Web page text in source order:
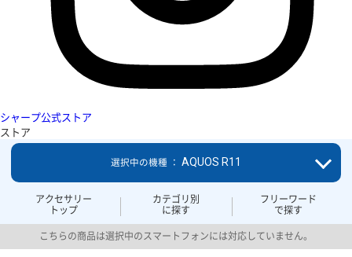
シャープ公式ストア
ストア
アクセサリー
トップ
カテゴリ別
に探す
フリーワード
で探す
選択中の機種 ： AQUOS R11
こちらの商品は選択中のスマートフォンには対応していません。